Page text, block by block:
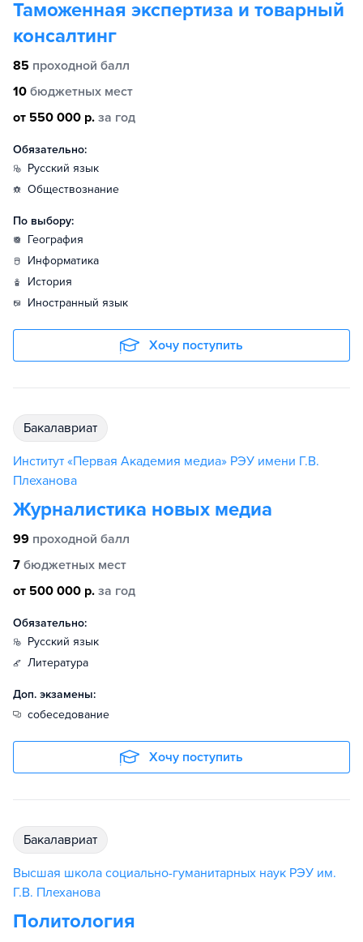
Таможенная экспертиза и товарный
консалтинг
85 проходной балл
10 бюджетных мест
от 550 000 р. за год
Обязательно:
русский язык
обществознание
По выбору:
география
информатика
история
иностранный язык
Хочу поступить
бакалавриат
Институт «Первая Академия медиа» РЭУ имени Г.В.
Плеханова
Журналистика новых медиа
99 проходной балл
7 бюджетных мест
от 500 000 р. за год
Обязательно:
русский язык
литература
Доп. экзамены:
собеседование
Хочу поступить
бакалавриат
Высшая школа cоциально-гуманитарных наук РЭУ им.
Г.В. Плеханова
Политология